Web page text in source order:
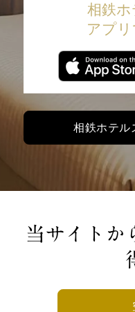
相鉄
アプ
相鉄ホテル
当サイトか